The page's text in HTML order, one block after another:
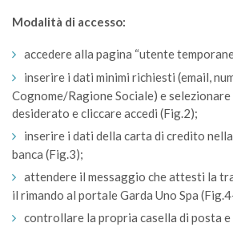
Modalità di accesso:
accedere alla pagina “utente
inserire i dati minimi richiesti (email,
Cognome/Ragione Sociale) e
desiderato e cliccare accedi (Fig.2);
inserire i dati della carta di credito
banca (Fig.3);
attendere il messaggio che attesti la
il rimando al portale Garda Uno Spa
controllare la propria casella di posta e